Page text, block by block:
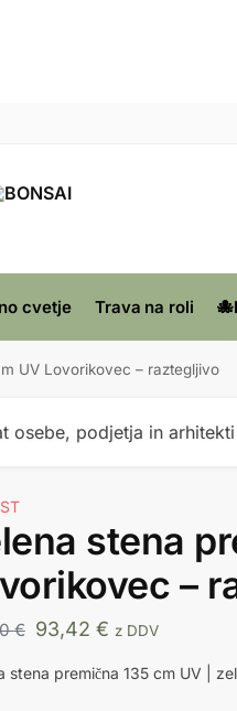
cvetje Trava na roli
UV Lovorikovec – raztegljivo
osebe, podjetja in arhitekti
stena
–
€ 93,42 € z DDV
stena premična 135 cm UV |